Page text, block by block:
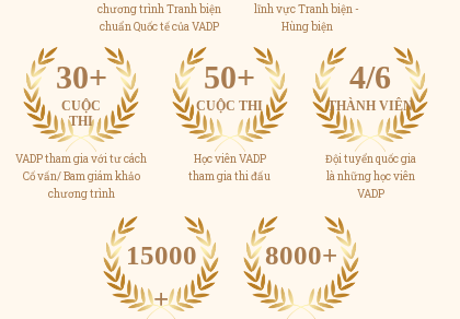
Học viên VADP
tham gia thi đấu
50+
CUỘC THI
VADP tham gia với tư cách
Cố vấn/ Bam giám khảo
chương trình
30+
CUỘC
THI
Đội tuyển quốc gia
là những học viên
VADP
4/6
THÀNH VIÊN
15000
+
8000+
lĩnh vực Tranh biện -
Hùng biện
chương trình Tranh biện
chuẩn Quốc tế của VADP